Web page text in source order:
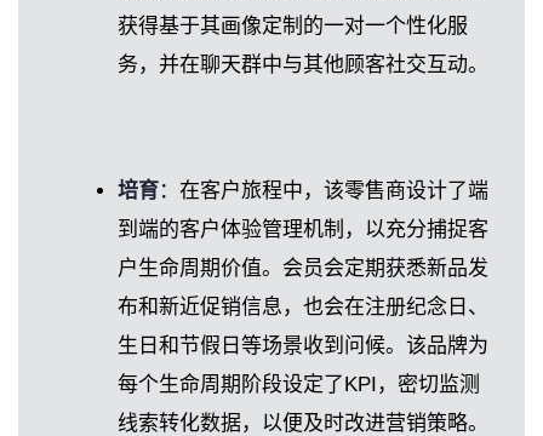
获得基于其画像定制的一对一个性化服
务，并在聊天群中与其他顾客社交互动。
培育：在客户旅程中，该零售商设计了端
到端的客户体验管理机制，以充分捕捉客
户生命周期价值。会员会定期获悉新品发
布和新近促销信息，也会在注册纪念日、
生日和节假日等场景收到问候。该品牌为
每个生命周期阶段设定了KPI，密切监测
线索转化数据，以便及时改进营销策略。